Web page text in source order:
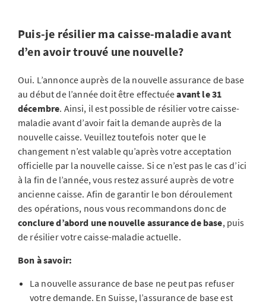
Puis-je résilier ma caisse-maladie avant
d’en avoir trouvé une nouvelle?
Oui. L’annonce auprès de la nouvelle assurance de base
au début de l’année doit être effectuéeavant le 31
décembre. Ainsi, il est possible de résilier votre caisse-
maladie avant d’avoir fait la demande auprès de la
nouvelle caisse. Veuillez toutefois noter que le
changement n’est valable qu’après votre acceptation
officielle par la nouvelle caisse. Si ce n’est pas le cas d’ici
à la fin de l’année, vous restez assuré auprès de votre
ancienne caisse. Afin de garantir le bon déroulement
des opérations, nous vous recommandons donc de
conclure d’abord une nouvelle assurance de base, puis
de résilier votre caisse-maladie actuelle.
Bon à savoir:
La nouvelle assurance de base ne peut pas refuser
votre demande. En Suisse, l’assurance de base est